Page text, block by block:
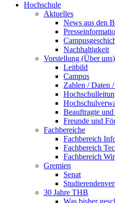
Hochschule
Aktuelles
News aus den
Nachhaltigkeit
Vorstellung (Über uns)
Leitbild
Campus
Zahlen / Daten
Beauftragte
Freunde und
Fachbereiche
Fachbereich
Fachbereich
Fachbereich
Gremien
Senat
30 Jahre THB
Was bisher